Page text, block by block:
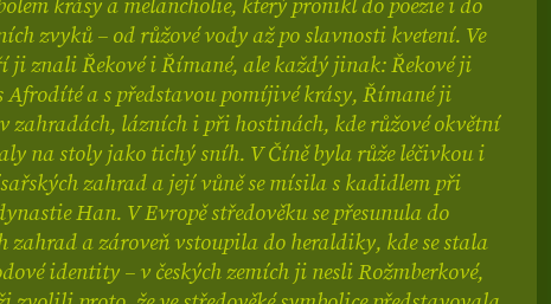
krásy a melancholie, který pronikl do poezie i do
zvyků – od růžové vody až po slavnosti kvetení. Ve
ji znali Řekové i Římané, ale každý jinak: Řekové ji
Afrodíté a s představou pomíjivé krásy, Římané ji
zahradách, lázních i při hostinách, kde růžové okvětní
na stoly jako tichý sníh. V Číně byla růže léčivkou i
zahrad a její vůně se mísila s kadidlem při
Han. V Evropě středověku se přesunula do
zahrad a zároveň vstoupila do heraldiky, kde se stala
identity – v českých zemích ji nesli Rožmberkové,